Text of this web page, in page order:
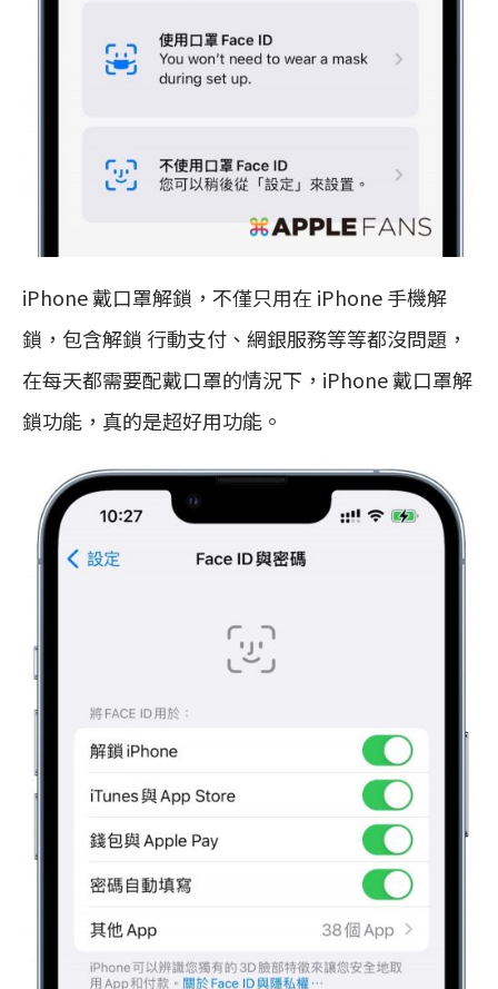
iPhone 戴口罩解鎖，不僅只用在 iPhone 手機解
鎖，包含解鎖 行動支付、網銀服務等等都沒問題，
在每天都需要配戴口罩的情況下，iPhone 戴口罩解
鎖功能，真的是超好用功能。